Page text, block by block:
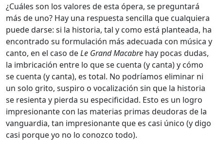
¿Cuáles son los valores de esta ópera, se preguntará
más de uno? Hay una respuesta sencilla que cualquiera
puede darse: si la historia, tal y como está planteada, ha
encontrado su formulación más adecuada con música y
canto, en el caso deLe Grand Macabre hay pocas dudas,
la imbricación entre lo que se cuenta (y canta) y cómo
se cuenta (y canta), es total. No podríamos eliminar ni
un solo grito, suspiro o vocalización sin que la historia
se resienta y pierda su especificidad. Esto es un logro
impresionante con las materias primas deudoras de la
vanguardia, tan impresionante que es casi único (y digo
casi porque yo no lo conozco todo).